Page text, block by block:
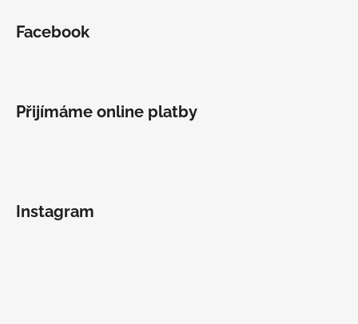
Facebook
Přijímáme online platby
Instagram